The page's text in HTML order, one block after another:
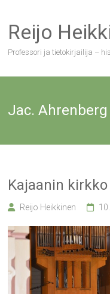
content
Reijo
Professori ja tietokirjailija –
Jac. Ahrenberg
Kajaanin kirkko
Reijo Heikkinen